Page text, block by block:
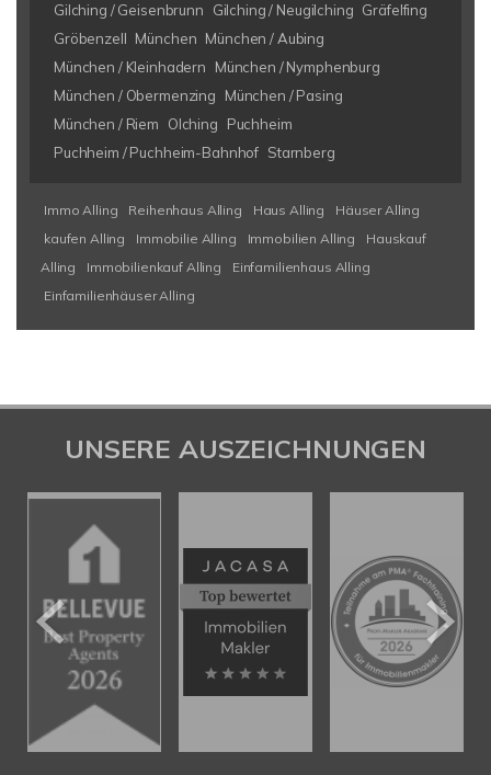
Gilching / Geisenbrunn
Gilching / Neugilching Gräfelfing
Gröbenzell München München / Aubing
München / Kleinhadern
München / Nymphenburg
München / Obermenzing
München / Pasing
München / Riem
Olching
Puchheim
Puchheim / Puchheim-Bahnhof Starnberg
Immo Alling Reihenhaus Alling Haus Alling
Häuser Alling
kaufen Alling
Immobilie Alling Immobilien Alling
Hauskauf
Alling
Immobilienkauf Alling
Einfamilienhaus Alling
Einfamilienhäuser Alling
UNSERE AUSZEICHNUNGEN